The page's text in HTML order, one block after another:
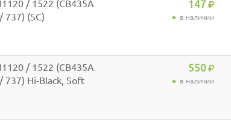
/ 1522 (CB435A
737) (SC)
147
в наличии
/ 1522 (CB435A
737) Hi-Black, Soft
550
в наличии